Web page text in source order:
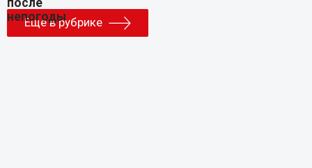
Еще в рубрике